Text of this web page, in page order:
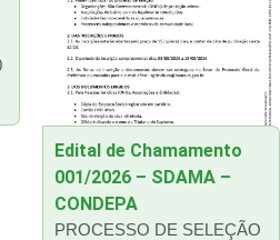
Edital de Chamamento
001/2026 – SDAMA –
CONDEPA
PROCESSO DE SELEÇÃO